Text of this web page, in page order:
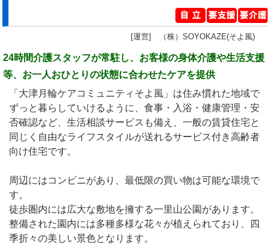
[運営] （株）SOYOKAZE(そよ風)
24時間介護スタッフが常駐し、お客様の身体介護や生活支援
等、お一人おひとりの状態に合わせたケアを提供
「大津月輪ケアコミュニティそよ風」は住み慣れた地域で
ずっと暮らしていけるように、食事・入浴・健康管理・安
否確認など、生活相談サービスも備え、一般の賃貸住宅と
同じく自由なライフスタイルが送れるサービス付き高齢者
向け住宅です。
周辺にはコンビニがあり、最低限の買い物は可能な環境で
す。
徒歩圏内には広大な敷地を擁する一里山公園があります。
整備された園内には多種多様な花々が植えられており、四
季折々の美しい景色となります。